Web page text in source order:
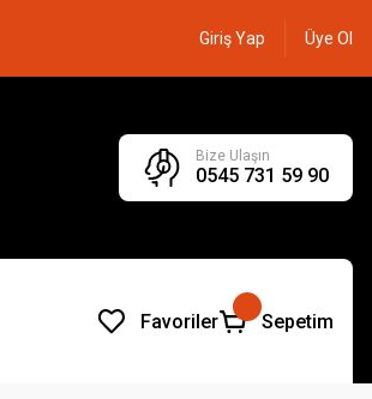
Giriş Yap Üye Ol
Bize Ulaşın
0545 731 59 90
Favoriler Sepetim